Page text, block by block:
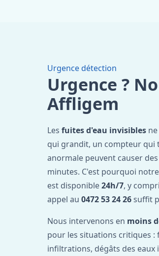
Urgence détection
Urgence ?
Affligem
Les fuites d'eau invisibles
qui grandit, un compteur qui
anormale peuvent causer
minutes. C'est pourquoi notre
est disponible24h/7, y
appel au 0472 53 24 26suffit
Nous intervenons en moins
pour les situations critiques :
infiltrations, dégâts des eaux